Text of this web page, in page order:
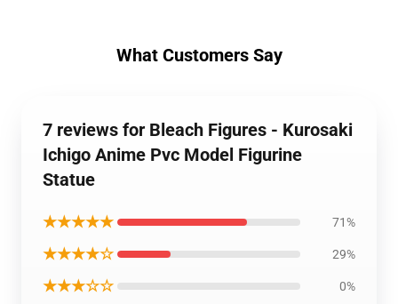
What Customers Say
7 reviews for Bleach Figures - Kurosaki
Ichigo Anime Pvc Model Figurine
Statue
★★★★★ 71%
★★★★☆ 29%
★★★☆☆ 0%